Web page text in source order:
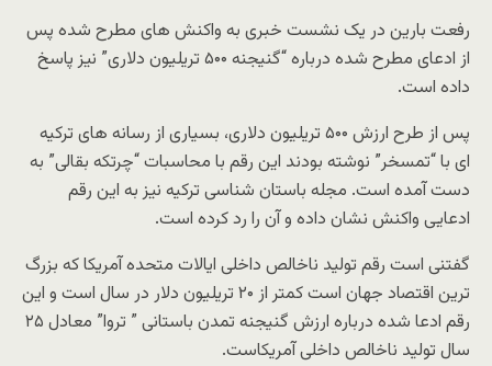
رفعت بارین در یک نشست خبری به واکنش های مطرح شده پس
از ادعای مطرح شده درباره “گنیجنه ۵۰۰ تریلیون دلاری” نیز پاسخ
داده است.
پس از طرح ارزش ۵۰۰ تریلیون دلاری، بسیاری از رسانه های ترکیه
ای با “تمسخر” نوشته بودند این رقم با محاسبات “چرتکه بقالی” به
دست آمده است. مجله باستان شناسی ترکیه نیز به این رقم
ادعایی واکنش نشان داده و آن را رد کرده است.
گفتنی است رقم تولید ناخالص داخلی ایالات متحده آمریکا که بزرگ
ترین اقتصاد جهان است کمتر از ۲۰ تریلیون دلار در سال است و این
رقم ادعا شده درباره ارزش گنیجنه تمدن باستانی ” تروا” معادل ۲۵
سال تولید ناخالص داخلی آمریکاست.